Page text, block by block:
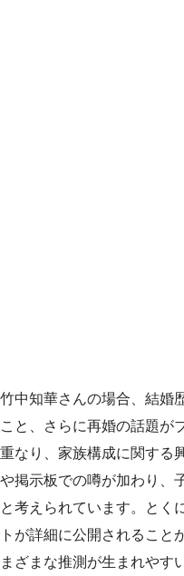
竹中知華さんの場合、結婚
こと、さらに再婚の話題が
重なり、家族構成に関する
や掲示板での噂が加わり、
と考えられています。とく
トが詳細に公開されること
まざまな推測が生まれやす